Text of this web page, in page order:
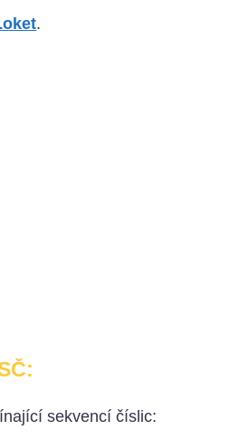
.
sekvencí číslic: